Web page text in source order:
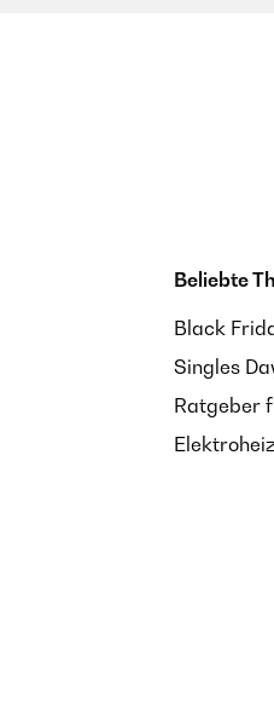
Beliebte
Black
Singles
Ratgeber